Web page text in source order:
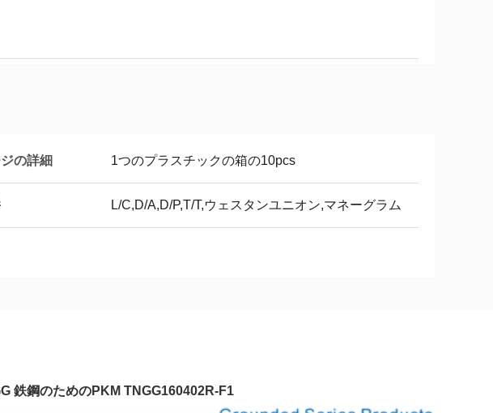
の詳細 1つのプラスチックの箱の10pcs
L/C,D/A,D/P,T/T,ウェスタンユニオン,マネーグラム
鉄鋼のためのPKM TNGG160402R-F1